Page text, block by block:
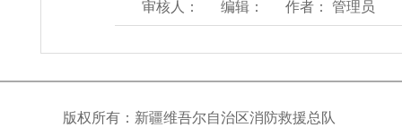
审核人： 编辑： 作者： 管理员
版权所有：新疆维吾尔自治区消防救援总队